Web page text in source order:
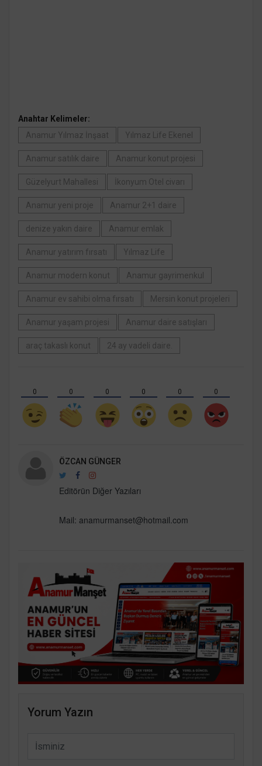
Anahtar Kelimeler:
Anamur Yılmaz İnşaat
Yılmaz Life Ekenel
Anamur satılık daire Anamur konut projesi
Güzelyurt Mahallesi İkonyum Otel civarı
Anamur yeni proje Anamur 2+1 daire
denize yakın daire Anamur emlak
Anamur yatırım fırsatı Yılmaz Life
Anamur modern konut Anamur gayrimenkul
Anamur ev sahibi olma fırsatı Mersin konut projeleri
Anamur yaşam projesi Anamur daire satışları
araç takaslı konut 24 ay vadeli daire.
0 0 0 0 0 0
ÖZCAN GÜNGER
Editörün Diğer Yazıları
Mail: anamurmanset@hotmail.com
Yorum Yazın